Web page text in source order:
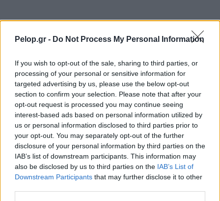
Pelop.gr - Do Not Process My Personal Information
If you wish to opt-out of the sale, sharing to third parties, or
processing of your personal or sensitive information for
targeted advertising by us, please use the below opt-out
section to confirm your selection. Please note that after your
opt-out request is processed you may continue seeing
interest-based ads based on personal information utilized by
us or personal information disclosed to third parties prior to
your opt-out. You may separately opt-out of the further
disclosure of your personal information by third parties on the
IAB’s list of downstream participants. This information may
also be disclosed by us to third parties on the IAB’s List of
Downstream Participants that may further disclose it to other
12:23
Αμαλιάδα: Συνελήφθη άνδρας για απόπειρα
απάτης σε βάρος ηλικιωμένης, επίθεση σε
αστυνομικούς
12:15
Ορεινή Άρτα: Το κρυφό καλοκαιρινό καταφύγιο
με ποτάμια, ελατοδάση και φυσικές πισίνες
12:06
Γιατί μας κάνει καλό ο παρατεταμένος ύπνος
στις διακοπές
12:00
Δεκαπενταύγουστος 2026: Πόσο κοστίζουν οι
διακοπές για μια 4μελή οικογένεια
ΟΛΕΣ ΟΙ ΕΙΔΗΣΕΙΣ